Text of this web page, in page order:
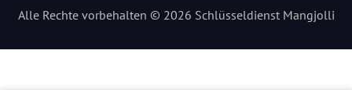
Alle Rechte vorbehalten © 2026 Schlüsseldienst Mangjolli